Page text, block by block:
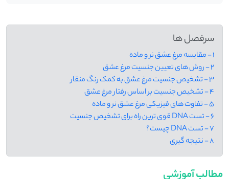
سرفصل ها
1 - مقایسه مرغ عشق نر و ماده
2 - روش های تعیین جنسیت مرغ عشق
3 - تشخیص جنسیت مرغ عشق به کمک رنگ منقار
4 - تشخیص جنسیت بر اساس رفتار مرغ عشق
5 - تفاوت های فیزیکی مرغ عشق نر و ماده
6 - تست DNA قوی ترین راه برای تشخیص جنسیت
7 - تست DNA چیست؟
8 - نتیجه گیری
مطالب آموزشی